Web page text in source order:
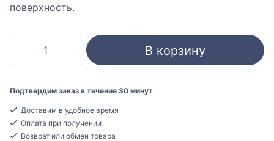
поверхность.
KX028
потолочный
Экополимер
В корзину
Подтвердим заказ в течение 30 минут
Доставим в удобное время
Оплата при получении
Возврат или обмен товара